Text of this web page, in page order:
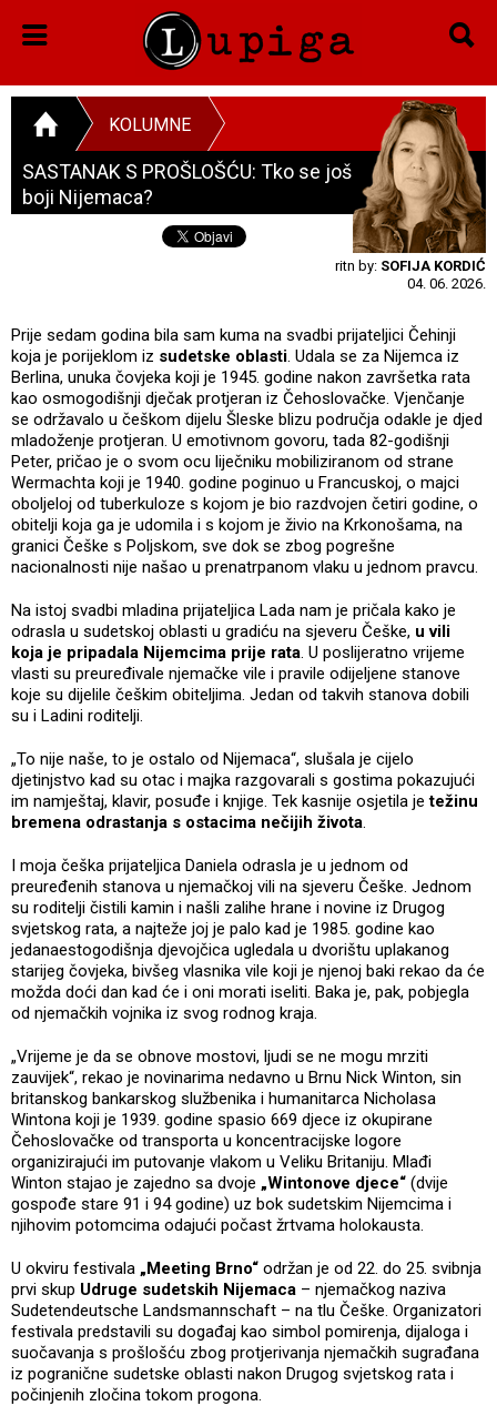
KOLUMNE
SASTANAK S PROŠLOŠĆU: Tko se još
boji Nijemaca?
ritn by: SOFIJA KORDIĆ
04. 06. 2026.
Prije sedam godina bila sam kuma na svadbi prijateljici Čehinji
koja je porijeklom iz sudetske oblasti. Udala se za Nijemca iz
Berlina, unuka čovjeka koji je 1945. godine nakon završetka rata
kao osmogodišnji dječak protjeran iz Čehoslovačke. Vjenčanje
se održavalo u češkom dijelu Šleske blizu područja odakle je djed
mladoženje protjeran. U emotivnom govoru, tada 82-godišnji
Peter, pričao je o svom ocu liječniku mobiliziranom od strane
Wermachta koji je 1940. godine poginuo u Francuskoj, o majci
oboljeloj od tuberkuloze s kojom je bio razdvojen četiri godine, o
obitelji koja ga je udomila i s kojom je živio na Krkonošama, na
granici Češke s Poljskom, sve dok se zbog pogrešne
nacionalnosti nije našao u prenatrpanom vlaku u jednom pravcu.
Na istoj svadbi mladina prijateljica Lada nam je pričala kako je
odrasla u sudetskoj oblasti u gradiću na sjeveru Češke, u vili
koja je pripadala Nijemcima prije rata. U poslijeratno vrijeme
vlasti su preuređivale njemačke vile i pravile odijeljene stanove
koje su dijelile češkim obiteljima. Jedan od takvih stanova dobili
su i Ladini roditelji.
„To nije naše, to je ostalo od Nijemaca“, slušala je cijelo
djetinjstvo kad su otac i majka razgovarali s gostima pokazujući
im namještaj, klavir, posuđe i knjige. Tek kasnije osjetila jetežinu
bremena odrastanja s ostacima nečijih života.
I moja češka prijateljica Daniela odrasla je u jednom od
preuređenih stanova u njemačkoj vili na sjeveru Češke. Jednom
su roditelji čistili kamin i našli zalihe hrane i novine iz Drugog
svjetskog rata, a najteže joj je palo kad je 1985. godine kao
jedanaestogodišnja djevojčica ugledala u dvorištu uplakanog
starijeg čovjeka, bivšeg vlasnika vile koji je njenoj baki rekao da će
možda doći dan kad će i oni morati iseliti. Baka je, pak, pobjegla
od njemačkih vojnika iz svog rodnog kraja.
„Vrijeme je da se obnove mostovi, ljudi se ne mogu mrziti
zauvijek“, rekao je novinarima nedavno u Brnu Nick Winton, sin
britanskog bankarskog službenika i humanitarca Nicholasa
Wintona koji je 1939. godine spasio 669 djece iz okupirane
Čehoslovačke od transporta u koncentracijske logore
organizirajući im putovanje vlakom u Veliku Britaniju. Mlađi
Winton stajao je zajedno sa dvoje „Wintonove djece“ (dvije
gospođe stare 91 i 94 godine) uz bok sudetskim Nijemcima i
njihovim potomcima odajući počast žrtvama holokausta.
U okviru festivala „Meeting Brno“ održan je od 22. do 25. svibnja
prvi skup Udruge sudetskih Nijemaca – njemačkog naziva
Sudetendeutsche Landsmannschaft – na tlu Češke. Organizatori
festivala predstavili su događaj kao simbol pomirenja, dijaloga i
suočavanja s prošlošću zbog protjerivanja njemačkih sugrađana
iz pogranične sudetske oblasti nakon Drugog svjetskog rata i
počinjenih zločina tokom progona.